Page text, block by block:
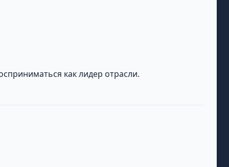
как лидер отрасли.